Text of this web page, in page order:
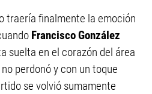
traería finalmente la emoción
Francisco González
suelta en el corazón del área
perdonó y con un toque
se volvió sumamente